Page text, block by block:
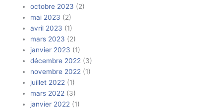
octobre 2023 (2)
mai 2023 (2)
avril 2023 (1)
mars 2023 (2)
janvier 2023 (1)
décembre 2022 (3)
novembre 2022 (1)
juillet 2022 (1)
mars 2022 (3)
janvier 2022 (1)